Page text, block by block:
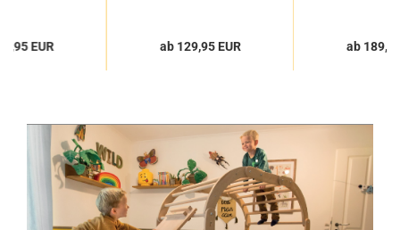
EUR ab 129,95 EUR ab